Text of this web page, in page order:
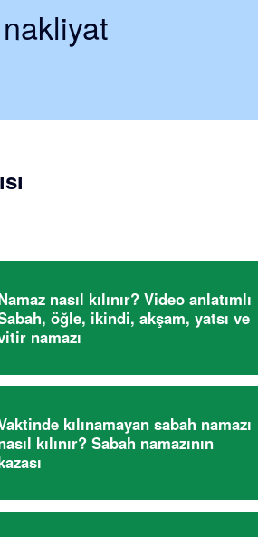
nakliyat
nasıl kılınır? Video anlatımlı
öğle, ikindi, akşam, yatsı ve
namazı
kılınamayan sabah namazı
kılınır? Sabah namazının